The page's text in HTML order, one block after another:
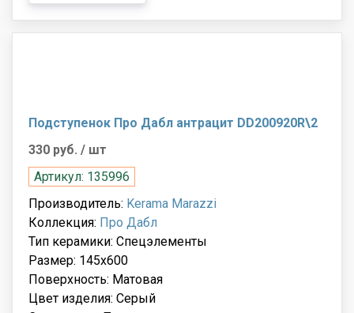
Подступенок Про Дабл антрацит DD200920R\2
330 руб. / шт
Артикул: 135996
Производитель: Kerama Marazzi
Коллекция: Про Дабл
Тип керамики: Спецэлементы
Размер: 145x600
Поверхность: Матовая
Цвет изделия: Серый